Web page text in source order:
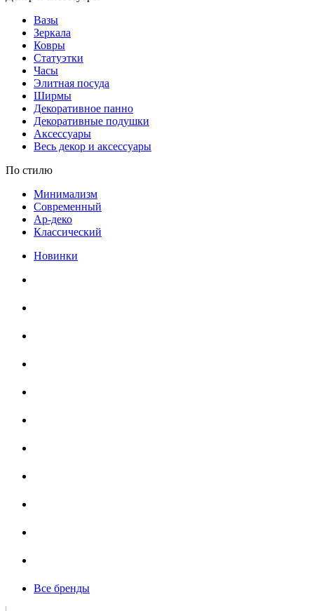
Вазы
Зеркала
Ковры
Статуэтки
Часы
Элитная посуда
Ширмы
Декоративное панно
Декоративные подушки
Аксессуары